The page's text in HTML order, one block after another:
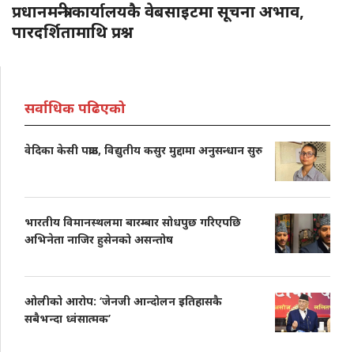
प्रधानमन्त्री कार्यालयकै वेबसाइटमा सूचना अभाव,
पारदर्शितामाथि प्रश्न
सर्वाधिक पढिएको
वेदिका केसी पक्राउ, विद्युतीय कसुर मुद्दामा अनुसन्धान सुरु
भारतीय विमानस्थलमा बारम्बार सोधपुछ गरिएपछि
अभिनेता नाजिर हुसेनको असन्तोष
ओलीको आरोप: ‘जेनजी आन्दोलन इतिहासकै
सबैभन्दा ध्वंसात्मक’